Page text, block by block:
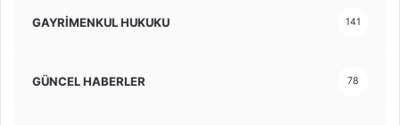
GAYRİMENKUL HUKUKU 141
GÜNCEL HABERLER 78